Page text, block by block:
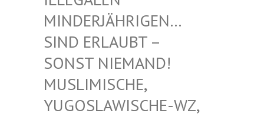
JÄHRIGEN… SIND E
RLAUBT – SONST
NIEMAND! MUSLIM
ISCHE, YUGOSL
AWISCHE-WZ, ERWACH